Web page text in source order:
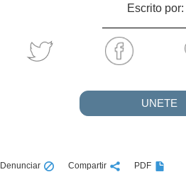
Escrito por:
UNETE
Denunciar Compartir PDF